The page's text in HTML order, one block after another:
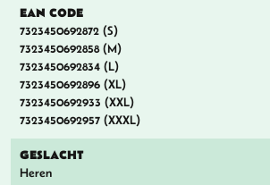
EAN CODE
7323450692872 (S)
7323450692858 (M)
7323450692834 (L)
7323450692896 (XL)
7323450692933 (XXL)
7323450692957 (XXXL)
GESLACHT
Heren